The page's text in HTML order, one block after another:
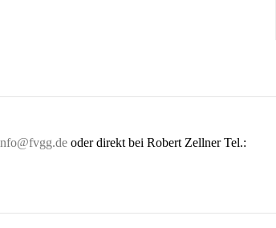
oder direkt bei Robert Zellner Tel.: